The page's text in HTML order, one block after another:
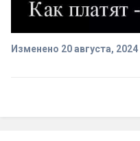
Изменено 20 августа, 2024